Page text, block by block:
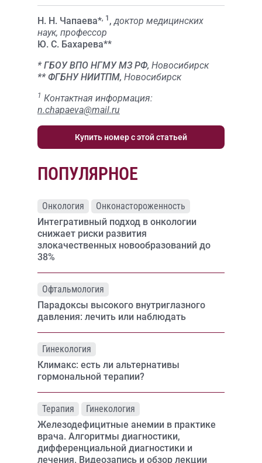
Н. Н. Чапаева*, 1 , доктор медицинских
наук, профессор
Ю. С. Бахарева**
* ГБОУ ВПО НГМУ МЗ РФ, Новосибирск
** ФГБНУ НИИТПМ, Новосибирск
1 Контактная информация:
n.chapaeva@mail.ru
Купить номер с этой статьей
ПОПУЛЯРНОЕ
Онкология
Онконастороженность
Интегративный подход в онкологии
снижает риски развития
злокачественных новообразований до
38%
Офтальмология
Парадоксы высокого внутриглазного
давления: лечить или наблюдать
Гинекология
Климакс: есть ли альтернативы
гормональной терапии?
Терапия
Гинекология
Железодефицитные анемии в практике
врача. Алгоритмы диагностики,
дифференциальной диагностики и
лечения. Видеозапись и обзор лекции